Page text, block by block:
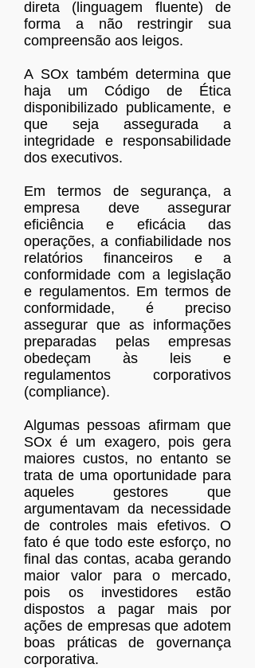
direta (linguagem fluente) de
forma a não restringir sua
compreensão aos leigos.
A SOx também determina que
haja um Código de Ética
disponibilizado publicamente, e
que seja assegurada a
integridade e responsabilidade
dos executivos.
Em termos de segurança, a
empresa deve assegurar
eficiência e eficácia das
operações, a confiabilidade nos
relatórios financeiros e a
conformidade com a legislação
e regulamentos. Em termos de
conformidade, é preciso
assegurar que as informações
preparadas pelas empresas
obedeçam às leis e
regulamentos corporativos
(compliance).
Algumas pessoas afirmam que
SOx é um exagero, pois gera
maiores custos, no entanto se
trata de uma oportunidade para
aqueles gestores que
argumentavam da necessidade
de controles mais efetivos. O
fato é que todo este esforço, no
final das contas, acaba gerando
maior valor para o mercado,
pois os investidores estão
dispostos a pagar mais por
ações de empresas que adotem
boas práticas de governança
corporativa.